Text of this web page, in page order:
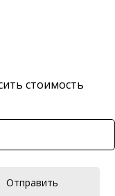
стоимость
Отправить